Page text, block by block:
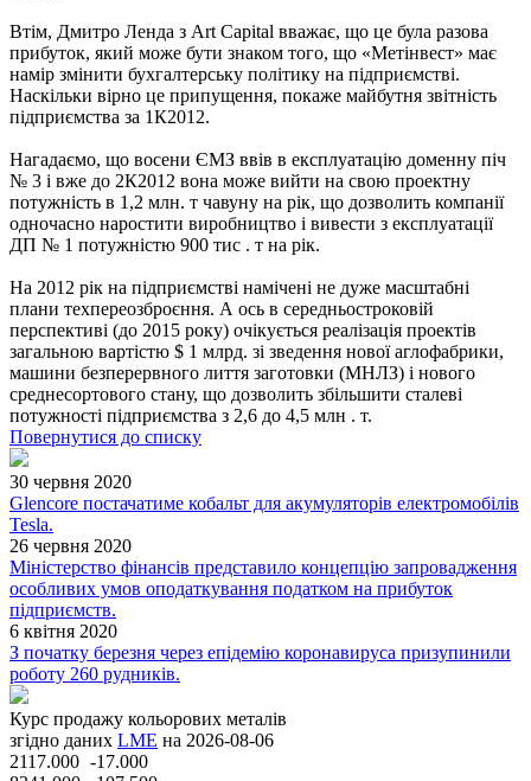
Втім, Дмитро Ленда з Art Capital вважає, що це була разова
прибуток, який може бути знаком того, що «Метінвест» має
намір змінити бухгалтерську політику на підприємстві.
Наскільки вірно це припущення, покаже майбутня звітність
підприємства за 1К2012.
Нагадаємо, що восени ЄМЗ ввів в експлуатацію доменну піч
№ 3 і вже до 2К2012 вона може вийти на свою проектну
потужність в 1,2 млн. т чавуну на рік, що дозволить компанії
одночасно наростити виробництво і вивести з експлуатації
ДП № 1 потужністю 900 тис . т на рік.
На 2012 рік на підприємстві намічені не дуже масштабні
плани техпереозброєння. А ось в середньостроковій
перспективі (до 2015 року) очікується реалізація проектів
загальною вартістю $ 1 млрд. зі зведення нової аглофабрики,
машини безперервного лиття заготовки (МНЛЗ) і нового
среднесортового стану, що дозволить збільшити сталеві
потужності підприємства з 2,6 до 4,5 млн . т.
Повернутися до списку
30 червня 2020
Glencore постачатиме кобальт для акумуляторів електромобілів
Tesla.
26 червня 2020
Міністерство фінансів представило концепцію запровадження
особливих умов оподаткування податком на прибуток
підприємств.
6 квітня 2020
З початку березня через епідемію коронавируса призупинили
роботу 260 рудників.
Курс продажу кольорових металів
згідно даних LME на 2026-08-06
2117.000 -17.000